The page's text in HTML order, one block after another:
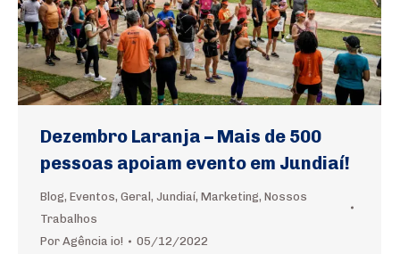
Dezembro Laranja – Mais de 500
pessoas apoiam evento em Jundiaí!
Blog, Eventos, Geral , Jundiaí, Marketing, Nossos
Trabalhos
Por Agência io! 05/12/2022